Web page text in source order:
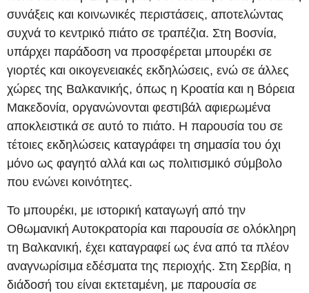
συνάξεις και κοινωνικές περιστάσεις, αποτελώντας
συχνά το κεντρικό πιάτο σε τραπέζια. Στη Βοσνία,
υπάρχει παράδοση να προσφέρεται μπουρέκι σε
γιορτές και οικογενειακές εκδηλώσεις, ενώ σε άλλες
χώρες της Βαλκανικής, όπως η Κροατία και η Βόρεια
Μακεδονία, οργανώνονται φεστιβάλ αφιερωμένα
αποκλειστικά σε αυτό το πιάτο. Η παρουσία του σε
τέτοιες εκδηλώσεις καταγράφει τη σημασία του όχι
μόνο ως φαγητό αλλά και ως πολιτισμικό σύμβολο
που ενώνει κοινότητες.
Το μπουρέκι, με ιστορική καταγωγή από την
Οθωμανική Αυτοκρατορία και παρουσία σε ολόκληρη
τη Βαλκανική, έχει καταγραφεί ως ένα από τα πλέον
αναγνωρίσιμα εδέσματα της περιοχής. Στη Σερβία, η
διάδοσή του είναι εκτεταμένη, με παρουσία σε